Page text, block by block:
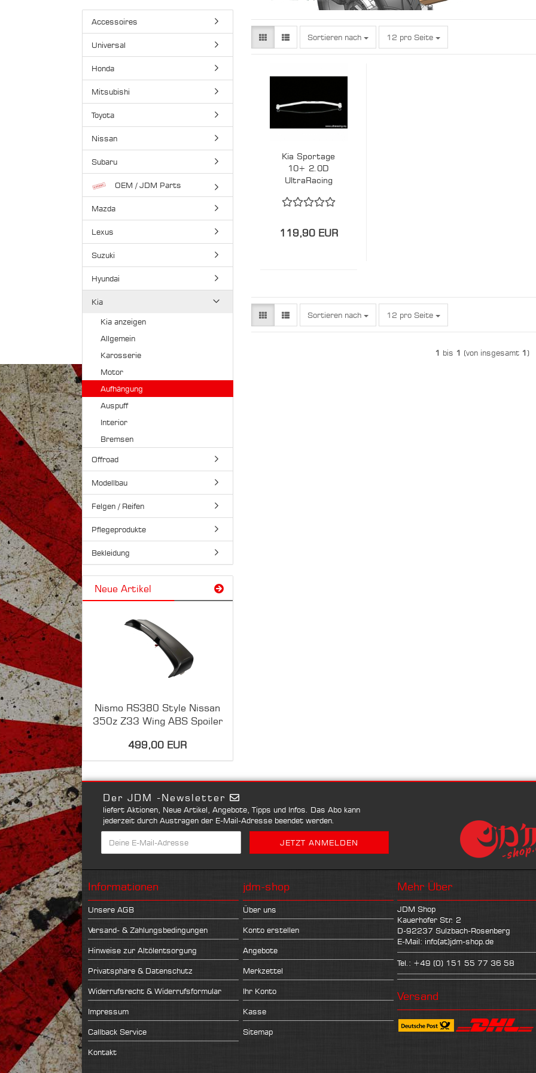
Sortieren nach
Sortieren nach 12 pro Seite
pro Seite
Kia Sportage
10+ 2.0D
UltraRacing
Vorne Unten
#229779
119,90 EUR
Sortieren nach
Sortieren nach 12 pro Seite
pro Seite
1 bis 1 (von insgesamt 1)
Accessoires
Universal
Honda
Mitsubishi
Toyota
Nissan
Subaru
OEM / JDM Parts
Mazda
Lexus
Suzuki
Hyundai
Kia
Kia anzeigen
Allgemein
Karosserie
Motor
Aufhängung
Auspuff
Interior
Bremsen
Offroad
Modellbau
Felgen / Reifen
Pflegeprodukte
Bekleidung
Neue Artikel
Nismo RS380 Style Nissan
350z Z33 Wing ABS Spoiler
499,00 EUR
Der JDM -Newsletter
liefert Aktionen, Neue Artikel, Angebote, Tipps und Infos. Das Abo kann
jederzeit durch Austragen der E-Mail-Adresse beendet werden.
Informationen
Unsere AGB
Versand- & Zahlungsbedingungen
Hinweise zur Altölentsorgung
Privatsphäre & Datenschutz
Widerrufsrecht & Widerrufsformular
Impressum
Callback Service
Kontakt
jdm-shop
Über uns
Konto erstellen
Angebote
Merkzettel
Ihr Konto
Kasse
Sitemap
Mehr Über
JDM Shop
Kauerhofer Str. 2
D-92237 Sulzbach-Rosenberg
E-Mail: info(at)jdm-shop.de
Tel.: +49 (0) 151 55 77 36 58
Versand